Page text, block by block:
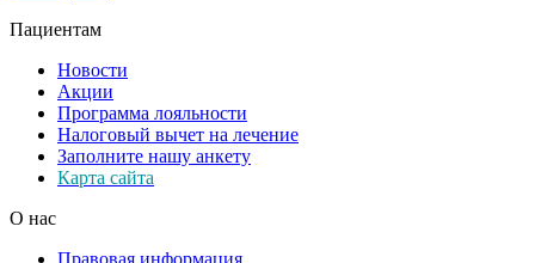
Пациентам
Новости
Акции
Программа лояльности
Налоговый вычет на лечение
Заполните нашу анкету
Карта сайта
О нас
Правовая информация